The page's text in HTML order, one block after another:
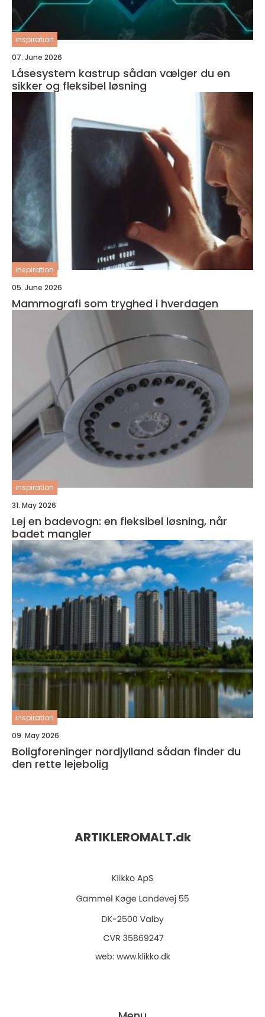
inspiration
07. June 2026
Låsesystem kastrup sådan vælger du en
sikker og fleksibel løsning
inspiration
05. June 2026
Mammografi som tryghed i hverdagen
inspiration
31. May 2026
Lej en badevogn: en fleksibel løsning, når
badet mangler
inspiration
09. May 2026
Boligforeninger nordjylland sådan finder du
den rette lejebolig
ARTIKLEROMALT.dk
web: www.klikko.dk